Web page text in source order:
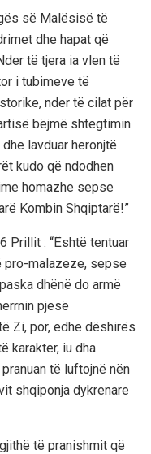
së Malësisë të
dhe hapat që
të tjera ia vlen të
i tubimeve të
nder të cilat për
bëjmë shtegtimin
lavduar heronjtë
kudo që ndodhen
homazhe sepse
Kombin Shqiptarë!”
Prillit : “Është tentuar
pro-malazeze, sepse
dhënë do armë
pjesë
Zi, por, edhe dëshirës
karakter, iu dha
të luftojnë nën
shqiponja dykrenare
të pranishmit që